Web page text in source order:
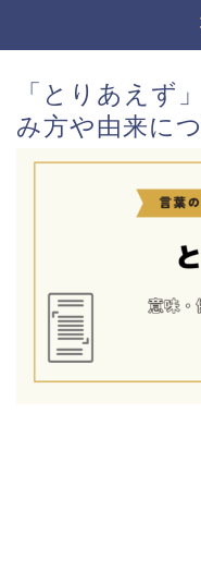
「とりあえず
み方や由来に